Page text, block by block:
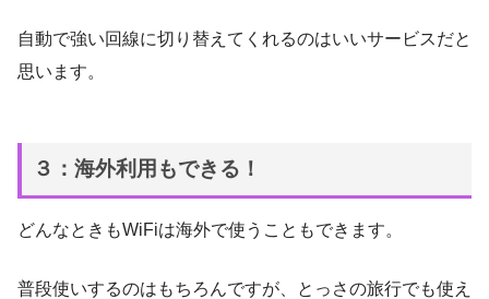
自動で強い回線に切り替えてくれるのはいいサービスだと
思います。
３：海外利用もできる！
どんなときもWiFiは海外で使うこともできます。
普段使いするのはもちろんですが、とっさの旅行でも使え